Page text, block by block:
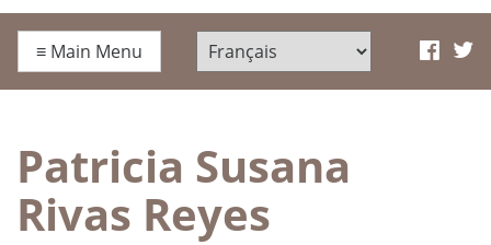
≡ Main Menu
Patricia Susana
Rivas Reyes